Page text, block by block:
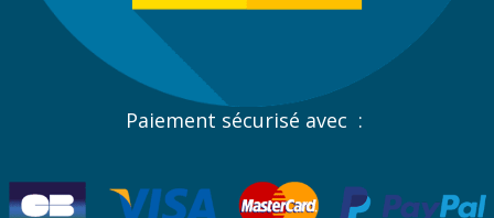
Paiement sécurisé avec :